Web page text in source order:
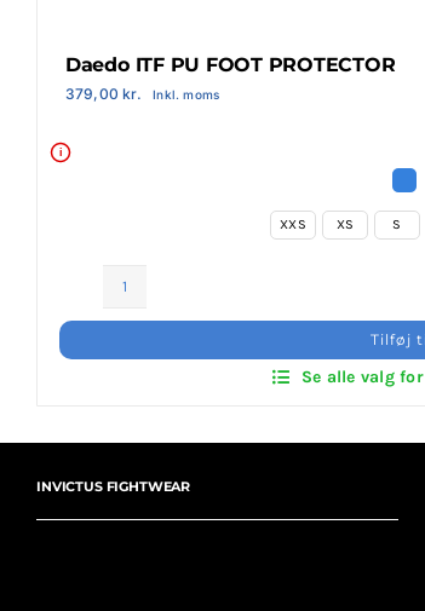
Login Klubaftale
Daedo ITF PU FOOT PROTECTOR
379,00kr. Inkl. moms
i
XXS XS S
PU
antal
Tilføj
Se alle valg
INVICTUS FIGHTWEAR